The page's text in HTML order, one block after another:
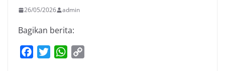
26/05/2026 admin
Bagikan berita:
W